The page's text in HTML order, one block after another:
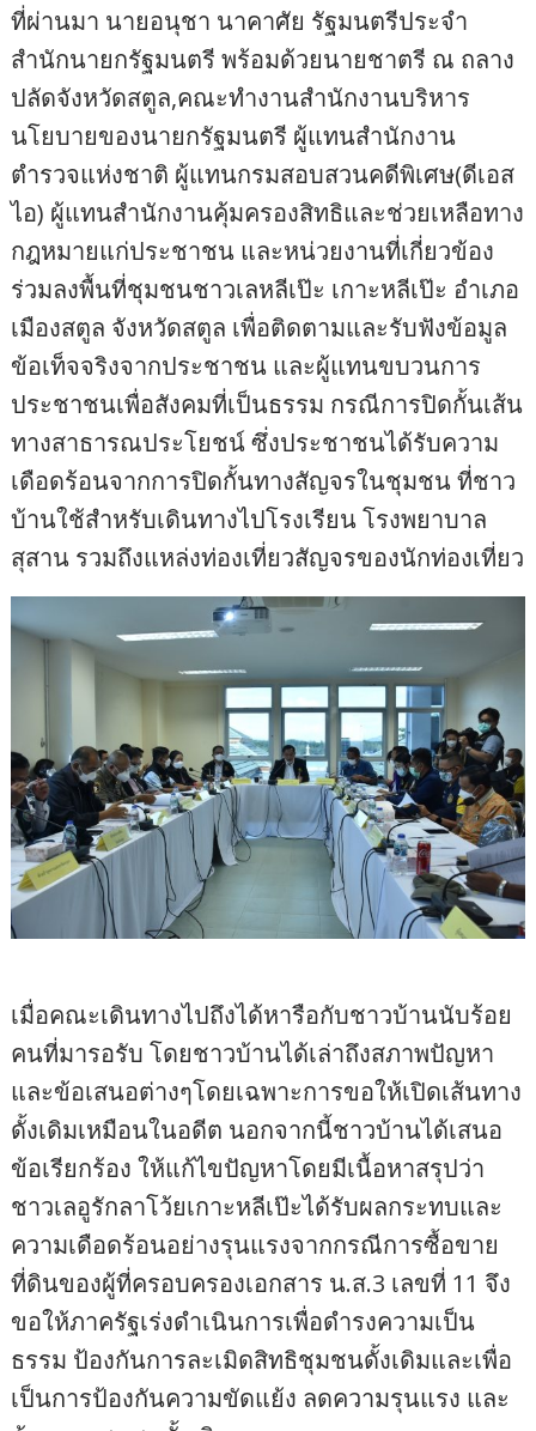
ที่ผ่านมา นายอนุชา นาคาศัย รัฐมนตรีประจำ
สำนักนายกรัฐมนตรี พร้อมด้วยนายชาตรี ณ ถลาง
ปลัดจังหวัดสตูล,คณะทำงานสำนักงานบริหาร
นโยบายของนายกรัฐมนตรี ผู้แทนสำนักงาน
ตำรวจแห่งชาติ ผู้แทนกรมสอบสวนคดีพิเศษ(ดีเอส
ไอ) ผู้แทนสำนักงานคุ้มครองสิทธิและช่วยเหลือทาง
กฎหมายแก่ประชาชน และหน่วยงานที่เกี่ยวข้อง
ร่วมลงพื้นที่ชุมชนชาวเลหลีเป๊ะ เกาะหลีเป๊ะ อำเภอ
เมืองสตูล จังหวัดสตูล เพื่อติดตามและรับฟังข้อมูล
ข้อเท็จจริงจากประชาชน และผู้แทนขบวนการ
ประชาชนเพื่อสังคมที่เป็นธรรม กรณีการปิดกั้นเส้น
ทางสาธารณประโยชน์ ซึ่งประชาชนได้รับความ
เดือดร้อนจากการปิดกั้นทางสัญจรในชุมชน ที่ชาว
บ้านใช้สำหรับเดินทางไปโรงเรียน โรงพยาบาล
สุสาน รวมถึงแหล่งท่องเที่ยวสัญจรของนักท่องเที่ยว
เมื่อคณะเดินทางไปถึงได้หารือกับชาวบ้านนับร้อย
คนที่มารอรับ โดยชาวบ้านได้เล่าถึงสภาพปัญหา
และข้อเสนอต่างๆโดยเฉพาะการขอให้เปิดเส้นทาง
ดั้งเดิมเหมือนในอดีต นอกจากนี้ชาวบ้านได้เสนอ
ข้อเรียกร้อง ให้แก้ไขปัญหาโดยมีเนื้อหาสรุปว่า
ชาวเลอูรักลาโว้ยเกาะหลีเป๊ะได้รับผลกระทบและ
ความเดือดร้อนอย่างรุนแรงจากกรณีการซื้อขาย
ที่ดินของผู้ที่ครอบครองเอกสาร น.ส.3 เลขที่ 11 จึง
ขอให้ภาครัฐเร่งดำเนินการเพื่อดำรงความเป็น
ธรรม ป้องกันการละเมิดสิทธิชุมชนดั้งเดิมและเพื่อ
เป็นการป้องกันความขัดแย้ง ลดความรุนแรง และ